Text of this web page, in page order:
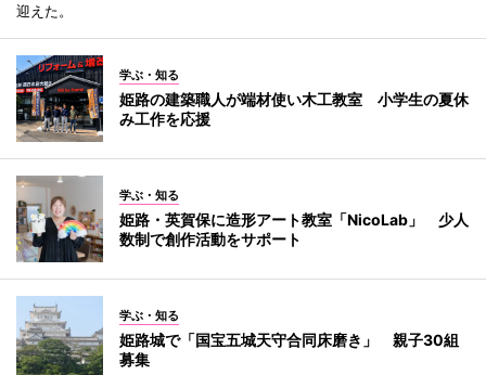
迎えた。
学ぶ・知る
姫路の建築職人が端材使い木工教室 小学生の夏休
み工作を応援
学ぶ・知る
姫路・英賀保に造形アート教室「NicoLab」 少人
数制で創作活動をサポート
学ぶ・知る
姫路城で「国宝五城天守合同床磨き」 親子30組
募集